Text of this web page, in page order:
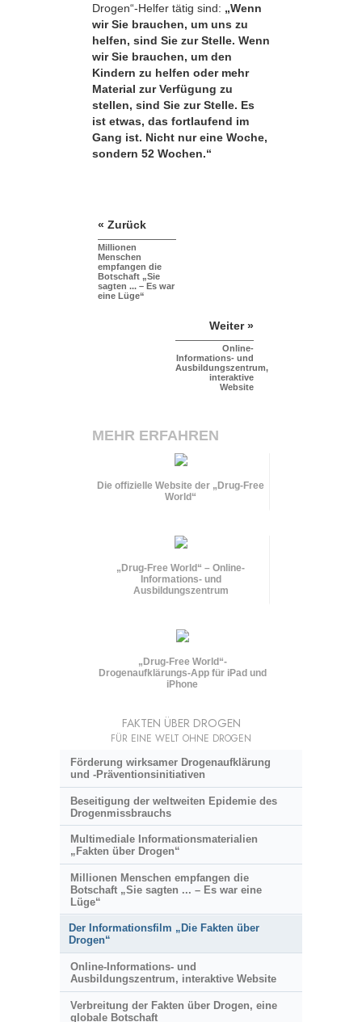
Drogen“-Helfer tätig sind: „Wenn
wir Sie brauchen, um uns zu
helfen, sind Sie zur Stelle. Wenn
wir Sie brauchen, um den
Kindern zu helfen oder mehr
Material zur Verfügung zu
stellen, sind Sie zur Stelle. Es
ist etwas, das fortlaufend im
Gang ist. Nicht nur eine Woche,
sondern 52 Wochen.“
« Zurück
Millionen
Menschen
empfangen die
Botschaft „Sie
sagten ... – Es war
eine Lüge“
Weiter »
Online-
Informations- und
Ausbildungszentrum,
interaktive
Website
MEHR ERFAHREN
Die offizielle Website der „Drug-Free
World“
„Drug-Free World“ – Online-
Informations- und
Ausbildungszentrum
„Drug-Free World“-
Drogenaufklärungs-App für iPad und
iPhone
FAKTEN ÜBER DROGEN
FÜR EINE WELT OHNE DROGEN
Förderung wirksamer Drogenaufklärung
und -Präventionsinitiativen
Beseitigung der weltweiten Epidemie des
Drogenmissbrauchs
Multimediale Informationsmaterialien
„Fakten über Drogen“
Millionen Menschen empfangen die
Botschaft „Sie sagten ... – Es war eine
Lüge“
Der Informationsfilm „Die Fakten über
Drogen“
Online-Informations- und
Ausbildungszentrum, interaktive Website
Verbreitung der Fakten über Drogen, eine
globale Botschaft